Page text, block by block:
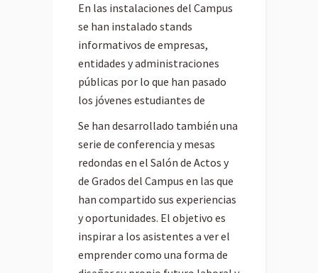
En las instalaciones del Campus
se han instalado stands
informativos de empresas,
entidades y administraciones
públicas por lo que han pasado
los jóvenes estudiantes de
Se han desarrollado también una
serie de conferencia y mesas
redondas en el Salón de Actos y
de Grados del Campus en las que
han compartido sus experiencias
y oportunidades. El objetivo es
inspirar a los asistentes a ver el
emprender como una forma de